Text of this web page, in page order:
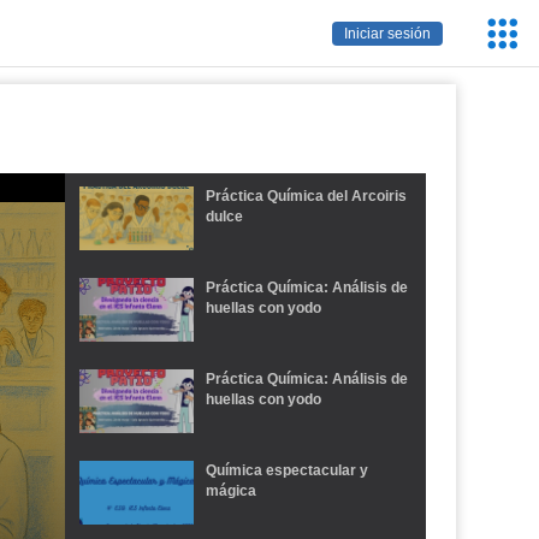
Iniciar sesión
Práctica Química del Arcoiris
dulce
Práctica Química: Análisis de
huellas con yodo
Práctica Química: Análisis de
huellas con yodo
Química espectacular y
mágica